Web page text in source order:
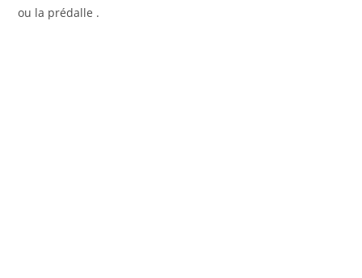
ou la prédalle .